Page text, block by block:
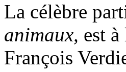
La célèbre
animaux, est
François